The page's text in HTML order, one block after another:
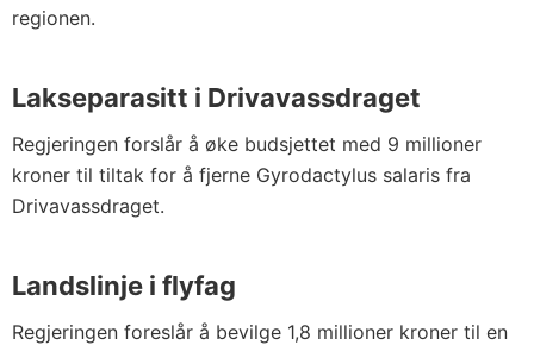
regionen.
Lakseparasitt i Drivavassdraget
Regjeringen forslår å øke budsjettet med 9 millioner
kroner til tiltak for å fjerne Gyrodactylus salaris fra
Drivavassdraget.
Landslinje i flyfag
Regjeringen foreslår å bevilge 1,8 millioner kroner til en